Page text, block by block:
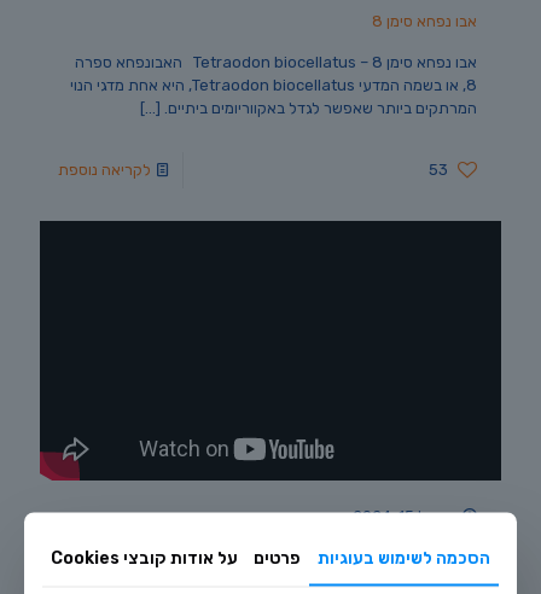
אבו נפחא סימן 8
אבו נפחא סימן 8 – Tetraodon biocellatus האבונפחא ספרה
8, או בשמה המדעי Tetraodon biocellatus, היא אחת מדגי הנוי
המרתקים ביותר שאפשר לגדל באקווריומים ביתיים. […]
53 לקריאה נוספת
אפריל 15, 2024
אבו נפחא ירוק – הטיפים של דג הזהב
צבעו ירוק זרחני. המראה העגלגל האופייני לאבו נפחא והשחייה
הסכמה לשימוש בעוגיות פרטים על אודות קובצי Cookies